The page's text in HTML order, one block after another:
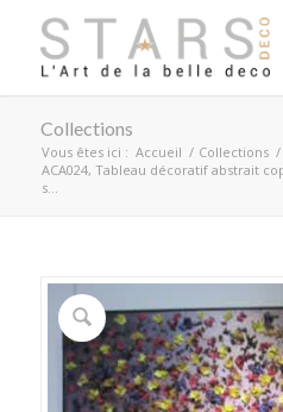
Collections
Vous êtes ici : Accueil / Collections /
ACA024, Tableau décoratif abstrait
s...